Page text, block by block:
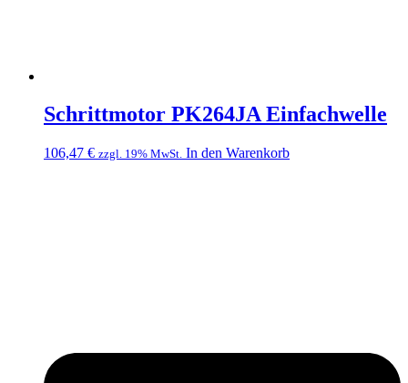
Schrittmotor PK264JA Einfachwelle
106,47 € zzgl. 19% MwSt. In den Warenkorb